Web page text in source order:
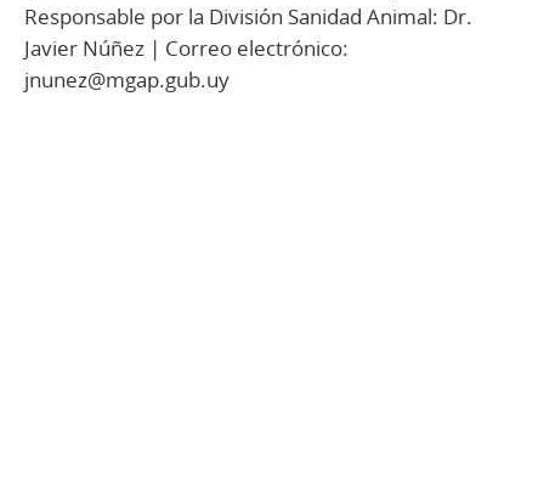
Responsable por la División Sanidad Animal: Dr.
Javier Núñez | Correo electrónico:
jnunez@mgap.gub.uy